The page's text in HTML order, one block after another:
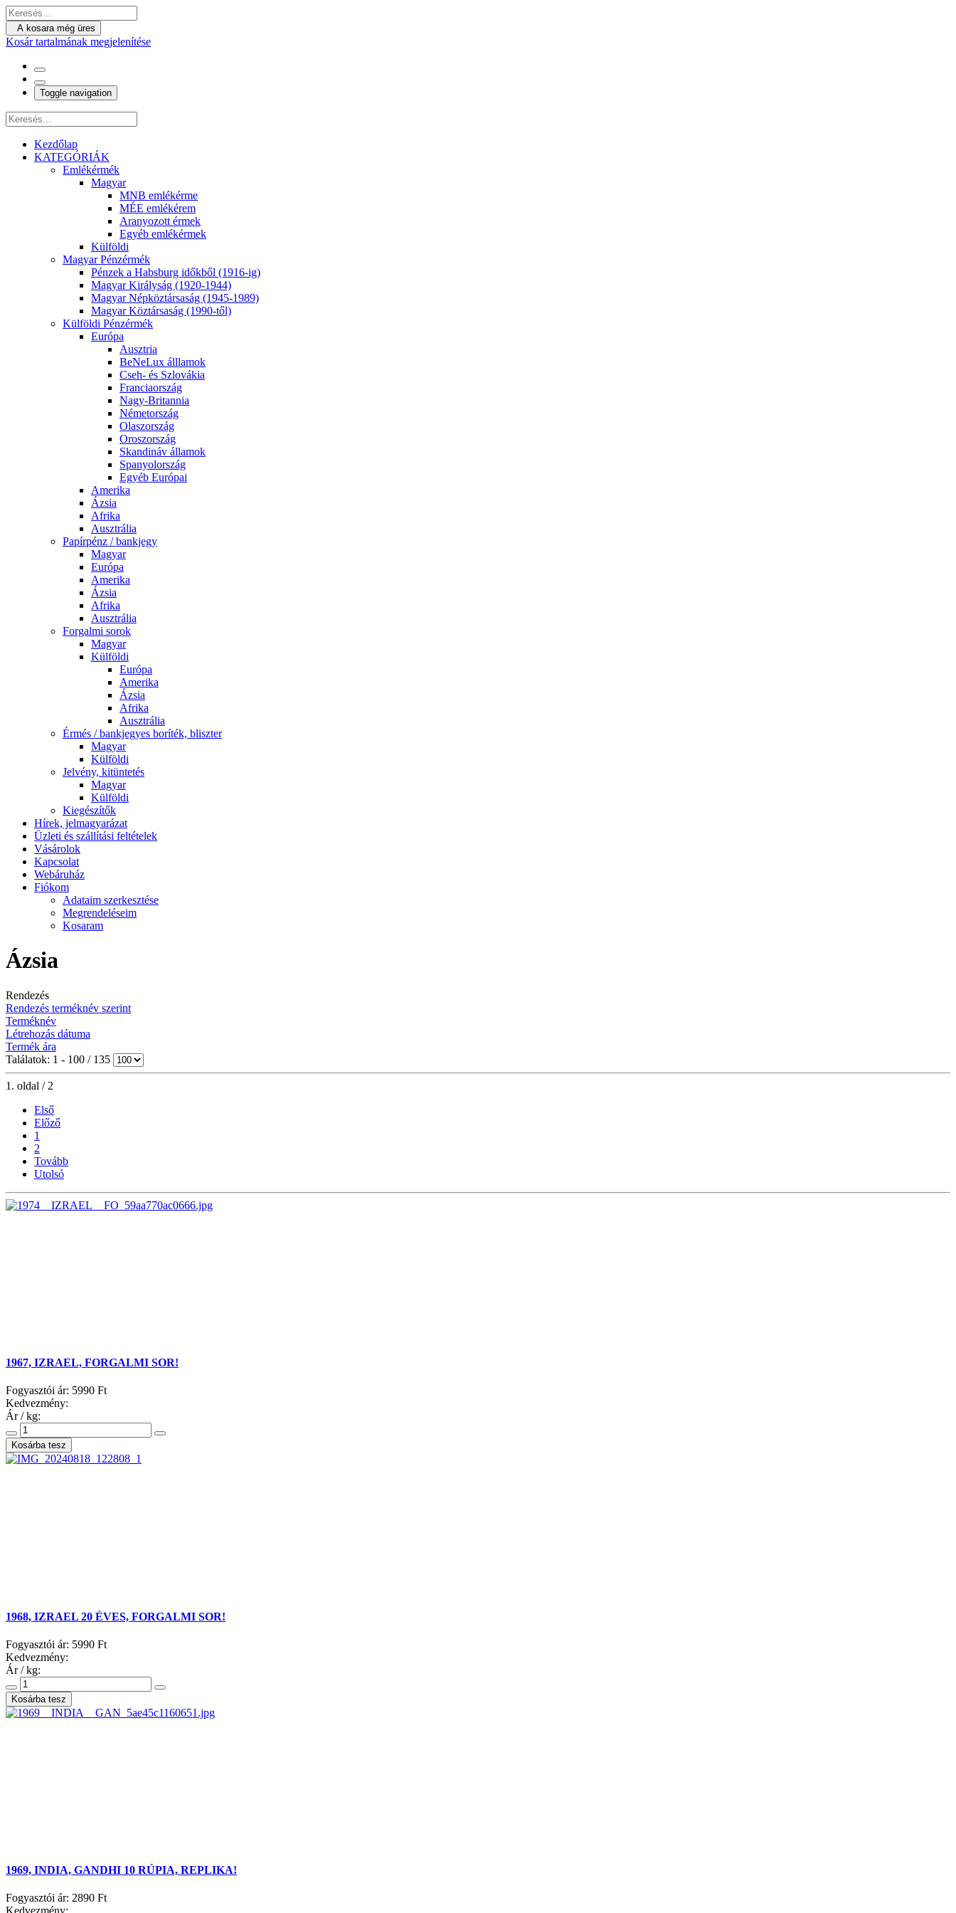
A kosara még üres
Kosár tartalmának megjelenítése
Toggle navigation
Kezdőlap
KATEGÓRIÁK
Emlékérmék
Magyar
MNB emlékérme
MÉE emlékérem
Aranyozott érmek
Egyéb emlékérmek
Külföldi
Magyar Pénzérmék
Pénzek a Habsburg időkből (1916-ig)
Magyar Királyság (1920-1944)
Magyar Népköztársaság (1945-1989)
Magyar Köztársaság (1990-től)
Külföldi Pénzérmék
Európa
Ausztria
BeNeLux álllamok
Cseh- és Szlovákia
Franciaország
Nagy-Britannia
Németország
Olaszország
Oroszország
Skandináv államok
Spanyolország
Egyéb Európai
Amerika
Ázsia
Afrika
Ausztrália
Papírpénz / bankjegy
Magyar
Európa
Amerika
Ázsia
Afrika
Ausztrália
Forgalmi sorok
Magyar
Külföldi
Európa
Amerika
Ázsia
Afrika
Ausztrália
Érmés / bankjegyes boríték, bliszter
Magyar
Külföldi
Jelvény, kitüntetés
Magyar
Külföldi
Kiegészítők
Hírek, jelmagyarázat
Üzleti és szállítási feltételek
Vásárolok
Kapcsolat
Webáruház
Fiókom
Adataim szerkesztése
Megrendeléseim
Kosaram
Ázsia
Rendezés
Rendezés terméknév szerint
Terméknév
Létrehozás dátuma
Termék ára
Találatok: 1 - 100 / 135
1. oldal / 2
Első
Előző
1
2
Tovább
Utolsó
1967, IZRAEL, FORGALMI SOR!
Fogyasztói ár: 5990 Ft
Kedvezmény:
Ár / kg:
1968, IZRAEL 20 ÉVES, FORGALMI SOR!
Fogyasztói ár: 5990 Ft
Kedvezmény:
Ár / kg:
1969, INDIA, GANDHI 10 RÚPIA, REPLIKA!
Fogyasztói ár: 2890 Ft